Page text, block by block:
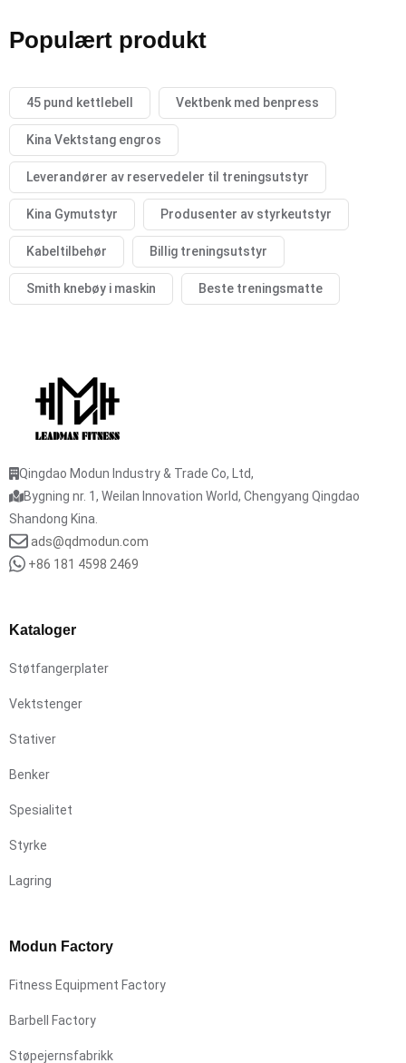
Populært produkt
45 pund kettlebell Vektbenk med benpress
Kina Vektstang engros
Leverandører av reservedeler til treningsutstyr
Kina Gymutstyr Produsenter av styrkeutstyr
Kabeltilbehør Billig treningsutstyr
Smith knebøy i maskin Beste treningsmatte
Qingdao Modun Industry & Trade Co, Ltd,
Bygning nr. 1, Weilan Innovation World, Chengyang Qingdao
Shandong Kina.
ads@qdmodun.com
+86 181 4598 2469
Kataloger
Støtfangerplater
Vektstenger
Stativer
Benker
Spesialitet
Styrke
Lagring
Modun Factory
Fitness Equipment Factory
Barbell Factory
Støpejernsfabrikk